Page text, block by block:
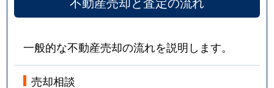
一般的な不動産売却の流れを説明します。
売却相談